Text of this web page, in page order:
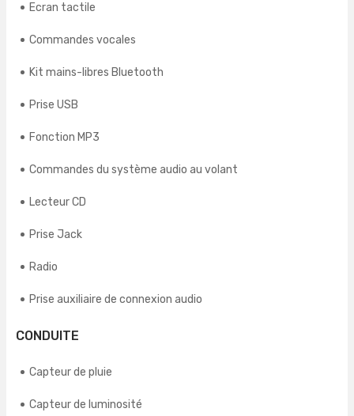
Ecran tactile
Commandes vocales
Kit mains-libres Bluetooth
Prise USB
Fonction MP3
Commandes du système audio au volant
Lecteur CD
Prise Jack
Radio
Prise auxiliaire de connexion audio
CONDUITE
Capteur de pluie
Capteur de luminosité